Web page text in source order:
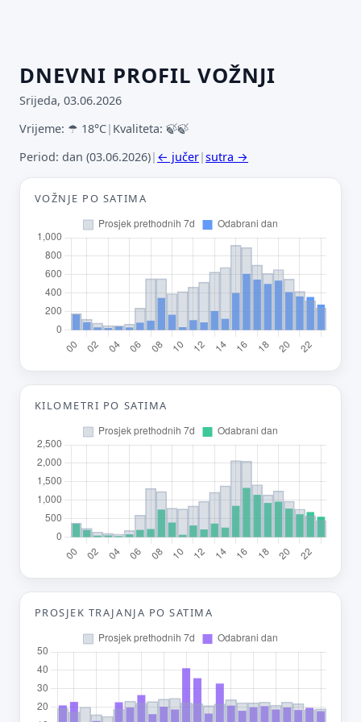
DNEVNI PROFIL VOŽNJI
Srijeda, 03.06.2026
Vrijeme: ☂ 18°C| Kvaliteta: 🍃🍃
Period: dan (03.06.2026)| ← jučer|sutra →
VOŽNJE PO SATIMA
KILOMETRI PO SATIMA
PROSJEK TRAJANJA PO SATIMA
Predloži poboljšanje ove stranice
Što bi ti ovdje bilo korisno? Koje pitanje želiš da ova
stranica može odgovoriti? (npr. “kada je
najpraznije?”, “što znači ovaj skok?”, “što još
usporediti?”)
Vrsta poruke
Povratna informacija
Prijava problema
Tvoj prijedlog
E-mail (opcionalno)
Ne moraš upisati e-mail — prijedlog možeš poslati i anonimno.
Odustani Pošalji